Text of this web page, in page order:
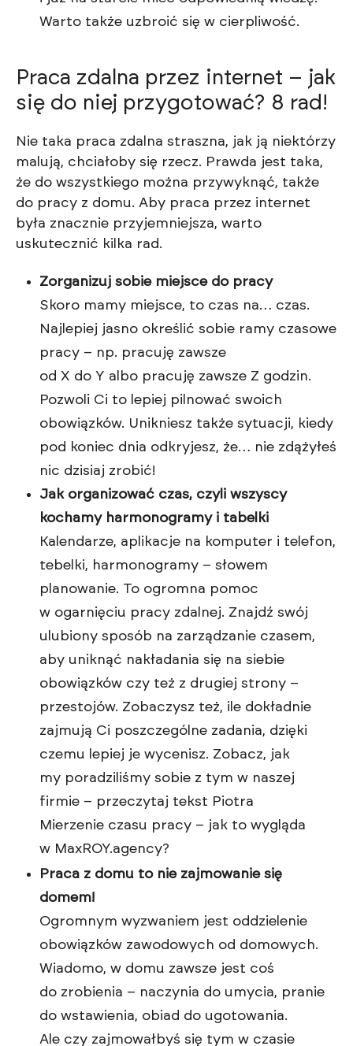
Warto także uzbroić się w cierpliwość.
Praca zdalna przez internet – jak
się do niej przygotować? 8 rad!
Nie taka praca zdalna straszna, jak ją niektórzy
malują, chciałoby się rzecz. Prawda jest taka,
że do wszystkiego można przywyknąć, także
do pracy z domu. Aby praca przez internet
była znacznie przyjemniejsza, warto
uskutecznić kilka rad.
Zorganizuj sobie miejsce do pracy
Skoro mamy miejsce, to czas na… czas.
Najlepiej jasno określić sobie ramy czasowe
pracy – np. pracuję zawsze
od X do Y albo pracuję zawsze Z godzin.
Pozwoli Ci to lepiej pilnować swoich
obowiązków. Unikniesz także sytuacji, kiedy
pod koniec dnia odkryjesz, że… nie zdążyłeś
nic dzisiaj zrobić!
Jak organizować czas, czyli wszyscy
kochamy harmonogramy i tabelki
Kalendarze, aplikacje na komputer i telefon,
tebelki, harmonogramy – słowem
planowanie. To ogromna pomoc
w ogarnięciu pracy zdalnej. Znajdź swój
ulubiony sposób na zarządzanie czasem,
aby uniknąć nakładania się na siebie
obowiązków czy też z drugiej strony –
przestojów. Zobaczysz też, ile dokładnie
zajmują Ci poszczególne zadania, dzięki
czemu lepiej je wycenisz. Zobacz, jak
my poradziliśmy sobie z tym w naszej
firmie – przeczytaj tekst Piotra
Mierzenie czasu pracy – jak to wygląda
w MaxROY.agency?
Praca z domu to nie zajmowanie się
domem!
Ogromnym wyzwaniem jest oddzielenie
obowiązków zawodowych od domowych.
Wiadomo, w domu zawsze jest coś
do zrobienia – naczynia do umycia, pranie
do wstawienia, obiad do ugotowania.
Ale czy zajmowałbyś się tym w czasie